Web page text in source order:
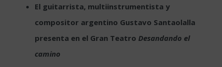
El guitarrista, multiinstrumentista y
compositor argentino Gustavo Santaolalla
presenta en el Gran Teatro Desandando el
camino